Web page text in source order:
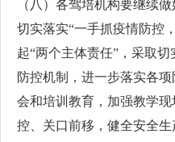
（八）各驾培机构要继续
切实落实“一手抓疫情防控
起“两个主体责任”，采取
防控机制，进一步落实各
会和培训教育，加强教学
控、关口前移，健全安全